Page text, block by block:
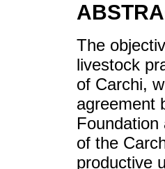
The
livestock
of Carchi,
agreement
of the
productive